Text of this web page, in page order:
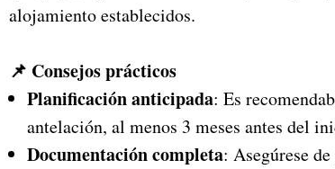
alojamiento establecidos.
📌 Consejos prácticos
Planificación anticipada: Es
antelación, al menos 3 meses antes del
Documentación completa: Asegúrese